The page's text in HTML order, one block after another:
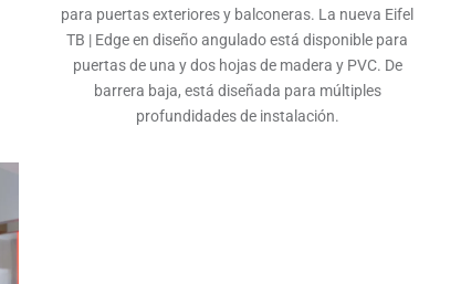
para puertas exteriores y balconeras. La nueva Eifel
TB | Edge en diseño angulado está disponible para
puertas de una y dos hojas de madera y PVC. De
barrera baja, está diseñada para múltiples
profundidades de instalación.